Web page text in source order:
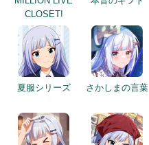
CLOSET!
夏服シリーズ さかしまの言葉